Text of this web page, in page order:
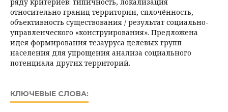
относительно границ территории, сплочённость,
объективность существования / результат социально-
управленческого «конструирования». Предложена
идея формирования тезауруса целевых групп
населения для упрощения анализа социального
потенциала других территорий.
КЛЮЧЕВЫЕ СЛОВА: